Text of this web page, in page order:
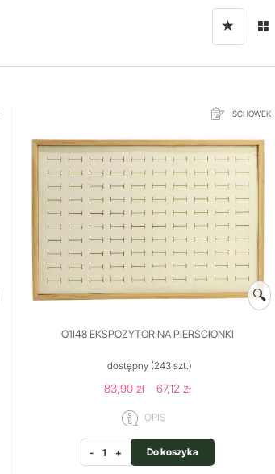
SCHOWEK
🔍
O1I48 EKSPOZYTOR NA PIERŚCIONKI
dostępny(243 szt.)
83,90 zł 67,12 zł
OPIS
- + Do koszyka